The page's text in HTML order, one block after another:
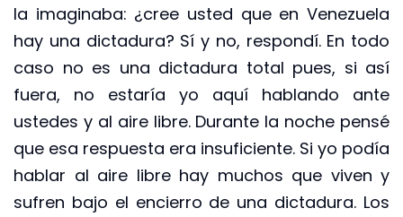
la imaginaba: ¿cree usted que en Venezuela
hay una dictadura? Sí y no, respondí. En todo
caso no es una dictadura total pues, si así
fuera, no estaría yo aquí hablando ante
ustedes y al aire libre. Durante la noche pensé
que esa respuesta era insuficiente. Si yo podía
hablar al aire libre hay muchos que viven y
sufren bajo el encierro de una dictadura. Los